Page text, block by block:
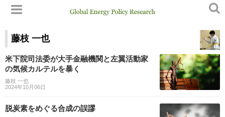
藤枝 一也
米下院司法委が大手金融機関と左翼活動家
の気候カルテルを暴く
藤枝 一也
2024年10月06日
脱炭素をめぐる合成の誤謬